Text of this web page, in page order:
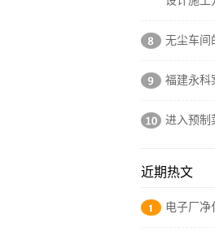
无尘车间
福建永科
进入预制
近期热文
电子厂净